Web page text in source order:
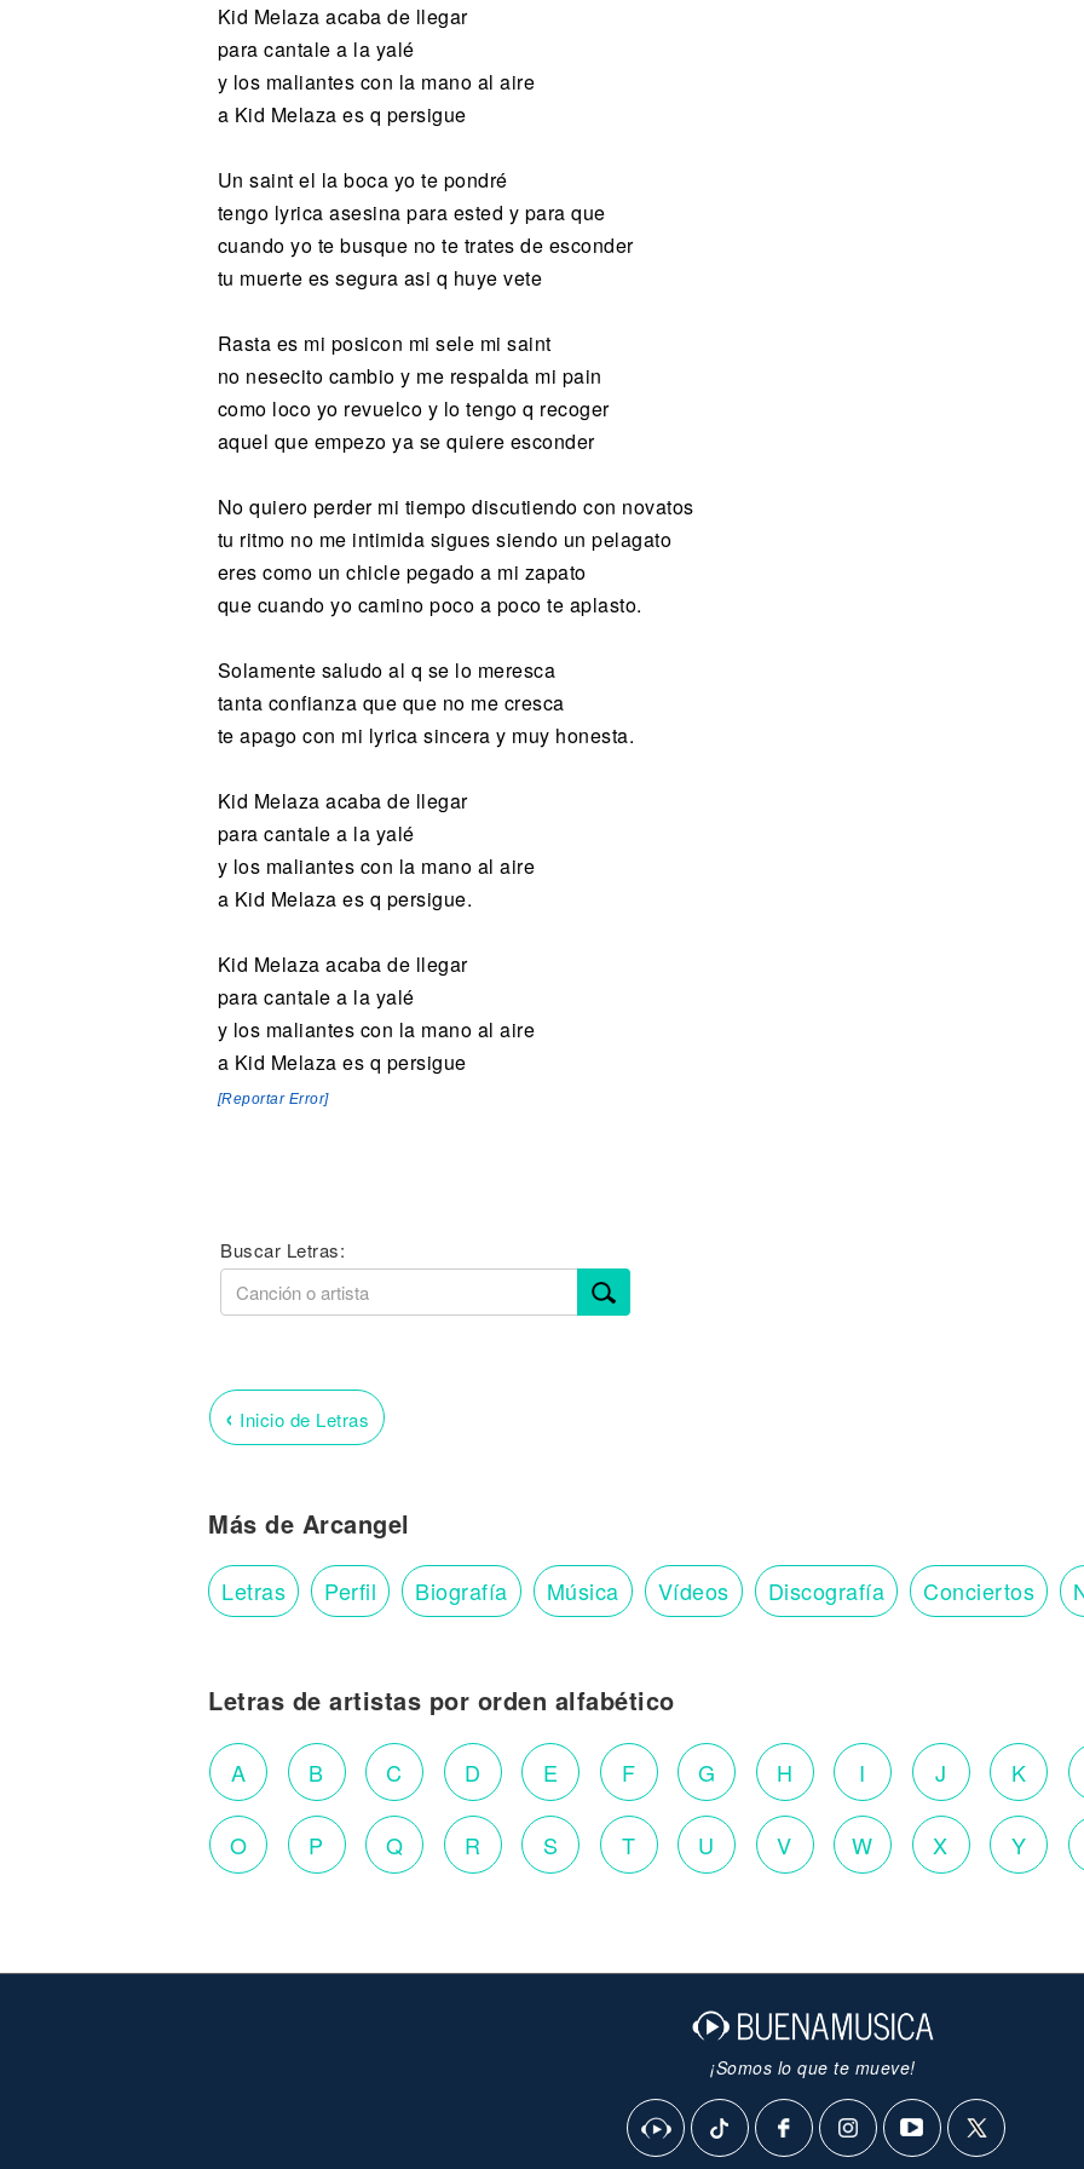
Kid Melaza acaba de llegar
para cantale a la yalé
y los maliantes con la mano al aire
a Kid Melaza es q persigue
Un saint el la boca yo te pondré
tengo lyrica asesina para ested y para que
cuando yo te busque no te trates de esconder
tu muerte es segura asi q huye vete
Rasta es mi posicon mi sele mi saint
no nesecito cambio y me respalda mi pain
como loco yo revuelco y lo tengo q recoger
aquel que empezo ya se quiere esconder
No quiero perder mi tiempo discutiendo con novatos
tu ritmo no me intimida sigues siendo un pelagato
eres como un chicle pegado a mi zapato
que cuando yo camino poco a poco te aplasto.
Solamente saludo al q se lo meresca
tanta confianza que que no me cresca
te apago con mi lyrica sincera y muy honesta.
Kid Melaza acaba de llegar
para cantale a la yalé
y los maliantes con la mano al aire
a Kid Melaza es q persigue.
Kid Melaza acaba de llegar
para cantale a la yalé
y los maliantes con la mano al aire
a Kid Melaza es q persigue
[Reportar Error]
Buscar Letras:
‹ Inicio de Letras
Más de Arcangel
Letras Perfil Biografía Música Vídeos Discografía Conciertos
Letras de artistas por orden alfabético
A B C D E F G H I J K
O P Q R S T U V W X Y
¡Somos lo que te mueve!